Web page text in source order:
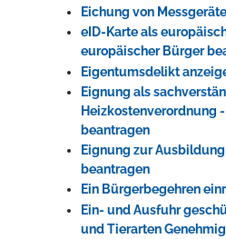
Eichung von
eID-Karte als
europäischer Bürger
Eigentumsdelikt
Eignung als
Heizkostenverordnung
beantragen
Eignung zur
beantragen
Ein Bürgerbegehren
Ein- und Ausfuhr
und Tierarten